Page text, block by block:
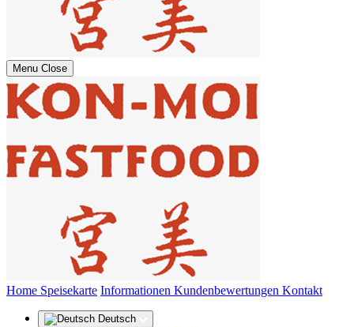
Menu Close
Home (aktuell)
Speisekarte Informationen Kundenbewertungen Kontakt
Deutsch